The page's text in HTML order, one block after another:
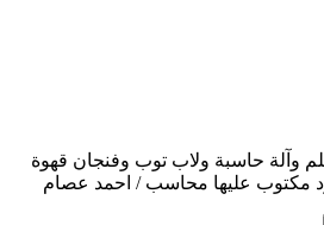
وآلة حاسبة ولاب توب وفنجان قهوة
مكتوب عليها محاسب / احمد عصام